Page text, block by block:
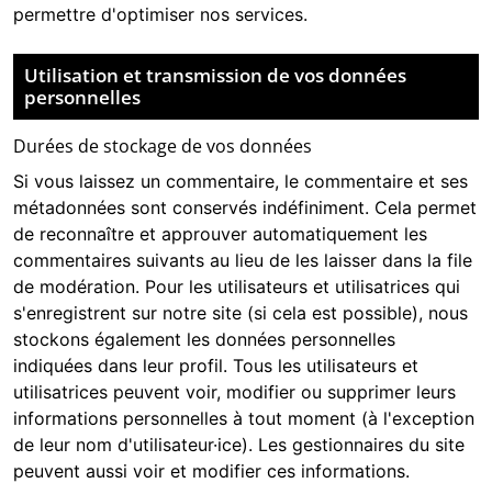
permettre d'optimiser nos services.
Utilisation et transmission de vos données
personnelles
Durées de stockage de vos données
Si vous laissez un commentaire, le commentaire et ses
métadonnées sont conservés indéfiniment. Cela permet
de reconnaître et approuver automatiquement les
commentaires suivants au lieu de les laisser dans la file
de modération. Pour les utilisateurs et utilisatrices qui
s'enregistrent sur notre site (si cela est possible), nous
stockons également les données personnelles
indiquées dans leur profil. Tous les utilisateurs et
utilisatrices peuvent voir, modifier ou supprimer leurs
informations personnelles à tout moment (à l'exception
de leur nom d'utilisateur·ice). Les gestionnaires du site
peuvent aussi voir et modifier ces informations.